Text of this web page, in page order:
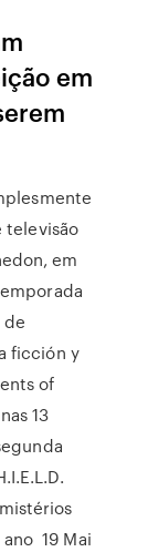
em
televisão
em
de
ficción y
of
13
19 Mai